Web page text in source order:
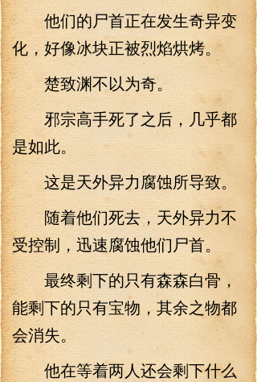
他们的尸首正在发生奇异变
化，好像冰块正被烈焰烘烤。
楚致渊不以为奇。
邪宗高手死了之后，几乎都
是如此。
这是天外异力腐蚀所导致。
随着他们死去，天外异力不
受控制，迅速腐蚀他们尸首。
最终剩下的只有森森白骨，
能剩下的只有宝物，其余之物都
会消失。
他在等着两人还会剩下什么